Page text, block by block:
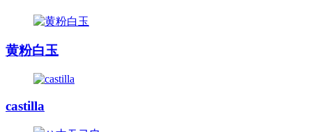
黄粉白玉
castilla